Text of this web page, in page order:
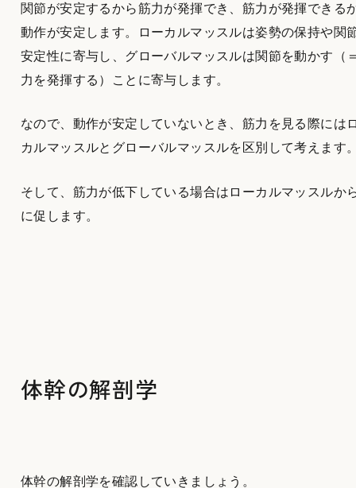
関節が安定するから筋力が発揮でき、筋力が発揮できる
動作が安定します。ローカルマッスルは姿勢の保持や関
安定性に寄与し、グローバルマッスルは関節を動かす（
力を発揮する）ことに寄与します。
なので、動作が安定していないとき、筋力を見る際には
カルマッスルとグローバルマッスルを区別して考えます
そして、筋力が低下している場合はローカルマッスルか
に促します。
体幹の解剖学
体幹の解剖学を確認していきましょう。